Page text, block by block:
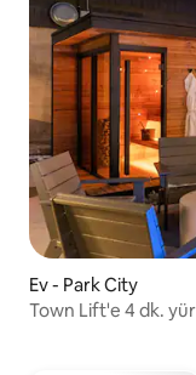
Ev - Park City
Town Lift'e 4 dk.